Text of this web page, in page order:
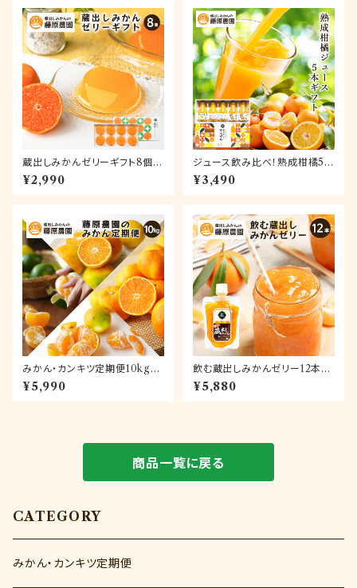
蔵出しみかんゼリーギフト8個入
【送料無料】
¥2,990
ジュース飲み比べ！熟成柑橘5本
ギフト～和歌山県海南市下津町
産カンキツ100％ストレートジュ
¥3,490
みかん・カンキツ定期便10kg｜
和歌山県海南市下津町の藤原
農園から旬のみかんを毎月産地
¥5,990
飲む蔵出しみかんゼリー12本セ
ット【送料無料】
¥5,880
商品一覧に戻る
CATEGORY
みかん・カンキツ定期便